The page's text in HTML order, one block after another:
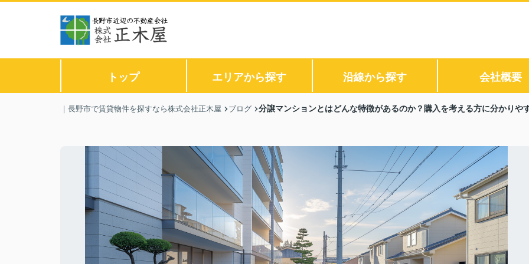
トップ エリアから探す 沿線から探す 会社概要
｜長野市で賃貸物件を探すなら株式会社正木屋 ブログ 分譲マンションとはどんな特徴があるのか？購入を考える方に分かりや